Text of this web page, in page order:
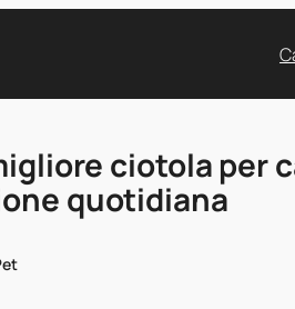
ciotola per
quotidiana